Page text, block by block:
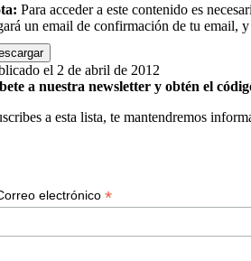
Para acceder a este contenido es
un email de confirmación de tu email,
el 2 de abril de 2012
a nuestra newsletter y obtén el
a esta lista, te mantendremos
electrónico*